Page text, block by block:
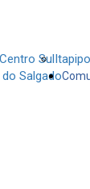
Centro Sul
Salgado